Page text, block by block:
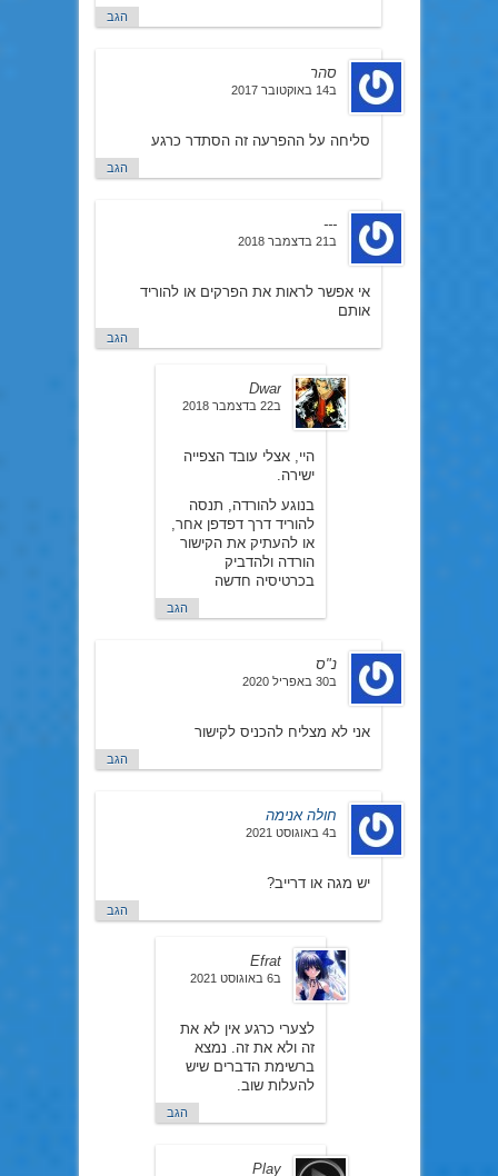
הגב
סהר
ב14 באוקטובר 2017
סליחה על ההפרעה זה הסתדר כרגע
הגב
---
ב21 בדצמבר 2018
אי אפשר לראות את הפרקים או להוריד
אותם
הגב
Dwar
ב22 בדצמבר 2018
היי, אצלי עובד הצפייה
ישירה.
בנוגע להורדה, תנסה
להוריד דרך דפדפן אחר,
או להעתיק את הקישור
הורדה ולהדביק
בכרטיסיה חדשה
הגב
נ"ס
ב30 באפריל 2020
אני לא מצליח להכניס לקישור
הגב
חולה אנימה
ב4 באוגוסט 2021
יש מגה או דרייב?
הגב
Efrat
ב6 באוגוסט 2021
לצערי כרגע אין לא את
זה ולא את זה. נמצא
ברשימת הדברים שיש
להעלות שוב.
הגב
Play